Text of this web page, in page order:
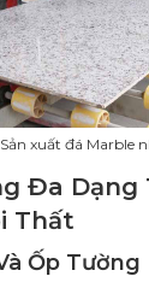
Sản xuất đá Marble
Đa Dạng
Thất
Ốp Tường